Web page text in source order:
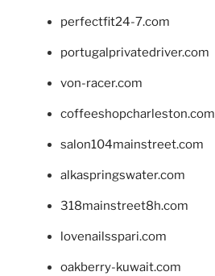
perfectfit24-7.com
portugalprivatedriver.com
von-racer.com
coffeeshopcharleston.com
salon104mainstreet.com
alkaspringswater.com
318mainstreet8h.com
lovenailsspari.com
oakberry-kuwait.com